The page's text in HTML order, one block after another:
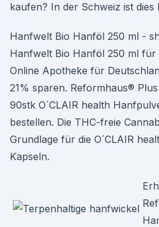
kaufen? In der Schweiz ist dies
Hanfwelt Bio Hanföl 250 ml -
Hanfwelt Bio Hanföl 250 ml
Online Apotheke für
21% sparen. Reformhaus®
90stk O´CLAIR health
bestellen. Die THC-freie
Grundlage für die O´CLAIR
Kapseln.